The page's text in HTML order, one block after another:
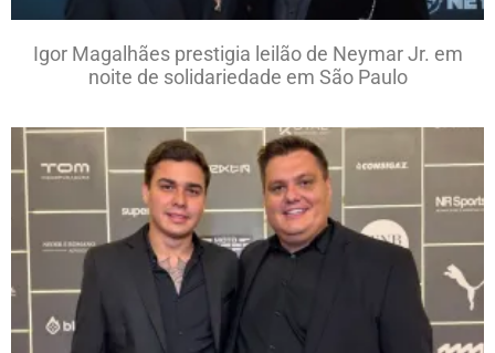
Igor Magalhães prestigia leilão de Neymar Jr. em
noite de solidariedade em São Paulo